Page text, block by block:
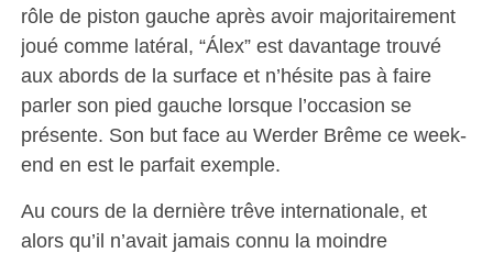
rôle de piston gauche après avoir majoritairement
joué comme latéral, “Álex” est davantage trouvé
aux abords de la surface et n’hésite pas à faire
parler son pied gauche lorsque l’occasion se
présente. Son but face au Werder Brême ce week-
end en est le parfait exemple.
Au cours de la dernière trêve internationale, et
alors qu’il n’avait jamais connu la moindre